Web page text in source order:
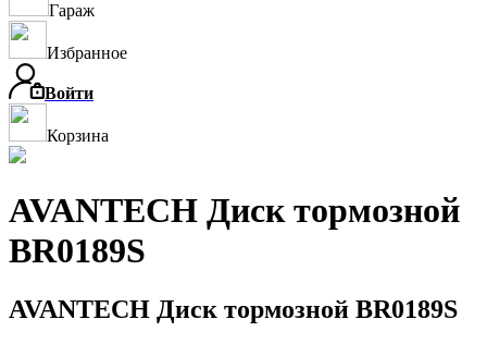
Гараж
Избранное
Войти
Корзина
AVANTECH Диск тормозной
BR0189S
AVANTECH Диск тормозной BR0189S